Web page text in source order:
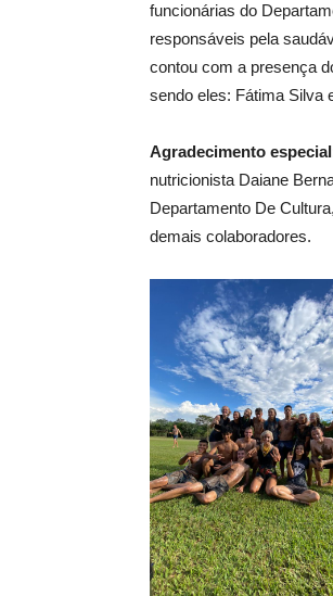
funcionárias do
responsáveis pela
contou com a presença
sendo eles: Fátima Silva
Agradecimento
nutricionista Daiane
Departamento De
demais colaboradores.